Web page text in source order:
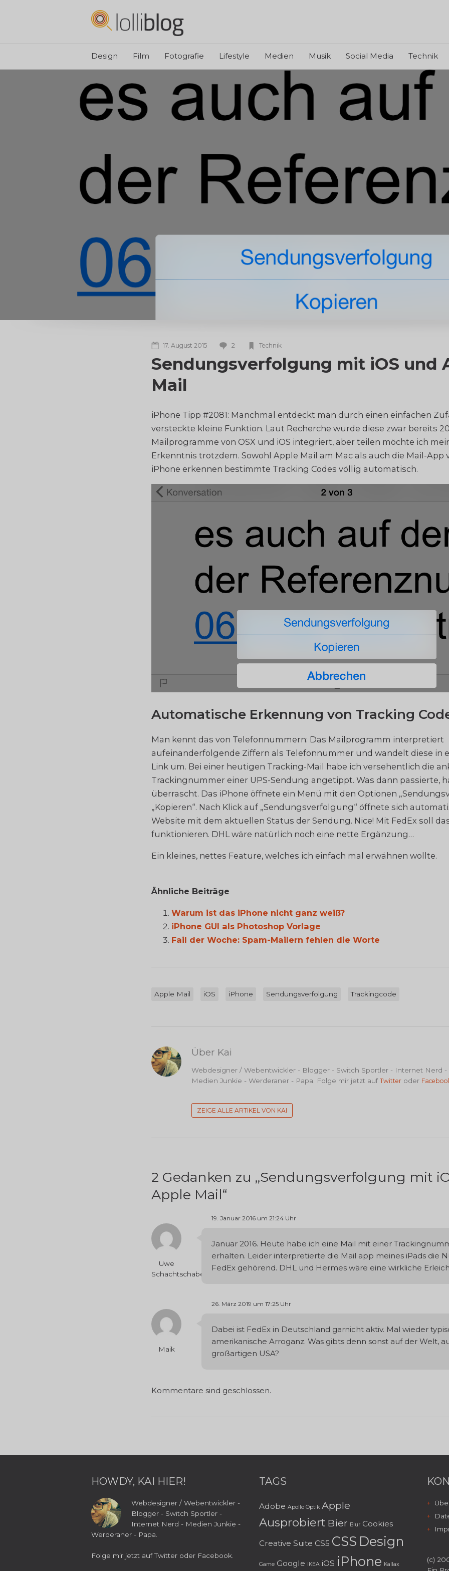
Design Film Fotografie Lifestyle Medien Musik Social Media Technik
17. August 2015 2 Technik
Sendungsverfolgung mit iOS und
Mail
iPhone Tipp #2081: Manchmal entdeckt man durch einen einfachen
versteckte kleine Funktion. Laut Recherche wurde diese zwar bereits
Mailprogramme von OSX und iOS integriert, aber teilen möchte ich
Erkenntnis trotzdem. Sowohl Apple Mail am Mac als auch die Mail-App
iPhone erkennen bestimmte Tracking Codes völlig automatisch.
Automatische Erkennung von Tracking
Man kennt das von Telefonnummern: Das Mailprogramm interpretiert
aufeinanderfolgende Ziffern als Telefonnummer und wandelt diese in
Link um. Bei einer heutigen Tracking-Mail habe ich versehentlich die
Trackingnummer einer UPS-Sendung angetippt. Was dann passierte,
überrascht. Das iPhone öffnete ein Menü mit den Optionen
„Kopieren“. Nach Klick auf „Sendungsverfolgung“ öffnete sich
Website mit dem aktuellen Status der Sendung. Nice! Mit FedEx soll
funktionieren. DHL wäre natürlich noch eine nette Ergänzung…
Ein kleines, nettes Feature, welches ich einfach mal erwähnen wollte.
Ähnliche Beiträge
Warum ist das iPhone nicht ganz weiß?
iPhone GUI als Photoshop Vorlage
Fail der Woche: Spam-Mailern fehlen die Worte
Apple Mail iOS iPhone Sendungsverfolgung Trackingcode
Über Kai
Webdesigner / Webentwickler - Blogger - Switch Sportler - Internet Nerd -
Medien Junkie - Werderaner - Papa. Folge mir jetzt auf Twitter oder
ZEIGE ALLE ARTIKEL VON KAI
2 Gedanken zu „Sendungsverfolgung mit
Apple Mail“
Uwe
Schachtschabel
19. Januar 2016 um 21:24 Uhr
Januar 2016. Heute habe ich eine Mail mit einer
erhalten. Leider interpretierte die Mail app meines iPads die
FedEx gehörend. DHL und Hermes wäre eine wirkliche
Maik
26. März 2019 um 17:25 Uhr
Dabei ist FedEx in Deutschland garnicht aktiv. Mal wieder
amerikanische Arroganz. Was gibts denn sonst auf der Welt,
großartigen USA?
Kommentare sind geschlossen.
HOWDY, KAI HIER!
Webdesigner / Webentwickler -
Blogger - Switch Sportler -
Internet Nerd - Medien Junkie -
Werderaner - Papa.
Folge mir jetzt aufTwitter oder Facebook
TAGS
Adobe Apollo Optik Apple
Ausprobiert Bier Blur Cookies
Creative Suite CS5 CSS Design
Game Google IKEA iOS iPhone Kallax
(c)